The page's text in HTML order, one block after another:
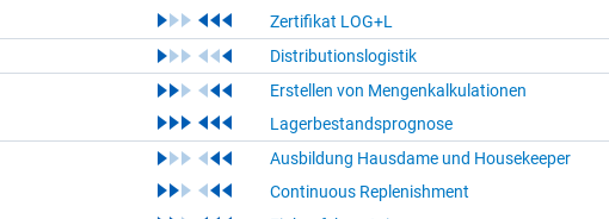
Zertifikat LOG+L
Distributionslogistik
Erstellen von Mengenkalkulationen
Lagerbestandsprognose
Ausbildung Hausdame und Housekeeper
Continuous Replenishment